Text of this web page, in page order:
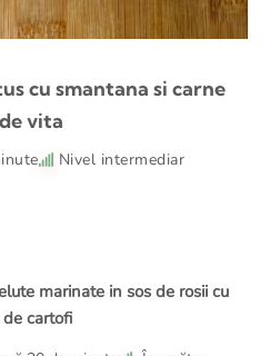
cu smantana si carne
de vita
Nivel intermediar
marinate in sos de rosii cu
de cartofi